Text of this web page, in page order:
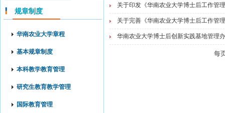
规章制度
华南农业大学章程
基本规章制度
本科教学教育管理
研究生教育教学管理
国际教育管理
关于印发《华南农业大学博士后工作管
关于完善《华南农业大学博士后工作管
华南农业大学博士后创新实践基地管理
每